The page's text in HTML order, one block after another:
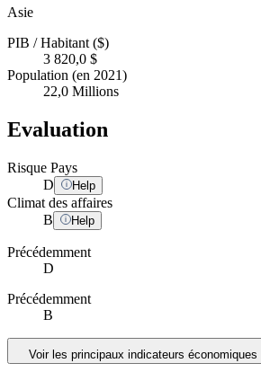
Asie
PIB / Habitant ($)
3 820,0 $
Population (en 2021)
22,0 Millions
Evaluation
Risque Pays
D
Help
Climat des affaires
B
Help
Précédemment
D
Précédemment
B
Voir les principaux indicateurs économiques